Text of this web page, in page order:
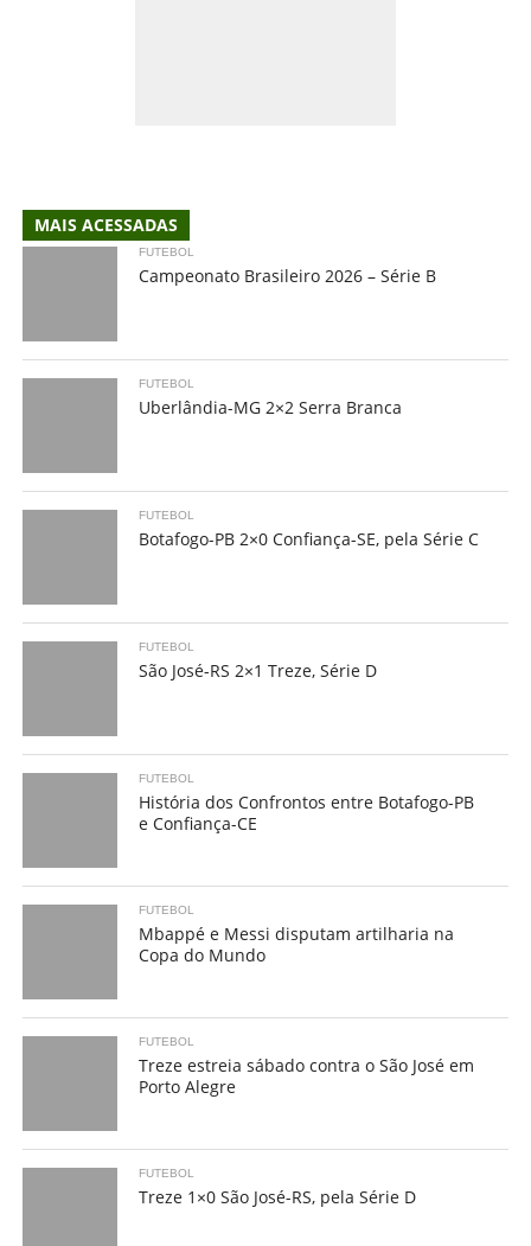
MAIS ACESSADAS
FUTEBOL
Campeonato Brasileiro 2026 – Série B
FUTEBOL
Uberlândia-MG 2×2 Serra Branca
FUTEBOL
Botafogo-PB 2×0 Confiança-SE, pela Série C
FUTEBOL
São José-RS 2×1 Treze, Série D
FUTEBOL
História dos Confrontos entre Botafogo-PB
e Confiança-CE
FUTEBOL
Mbappé e Messi disputam artilharia na
Copa do Mundo
FUTEBOL
Treze estreia sábado contra o São José em
Porto Alegre
FUTEBOL
Treze 1×0 São José-RS, pela Série D